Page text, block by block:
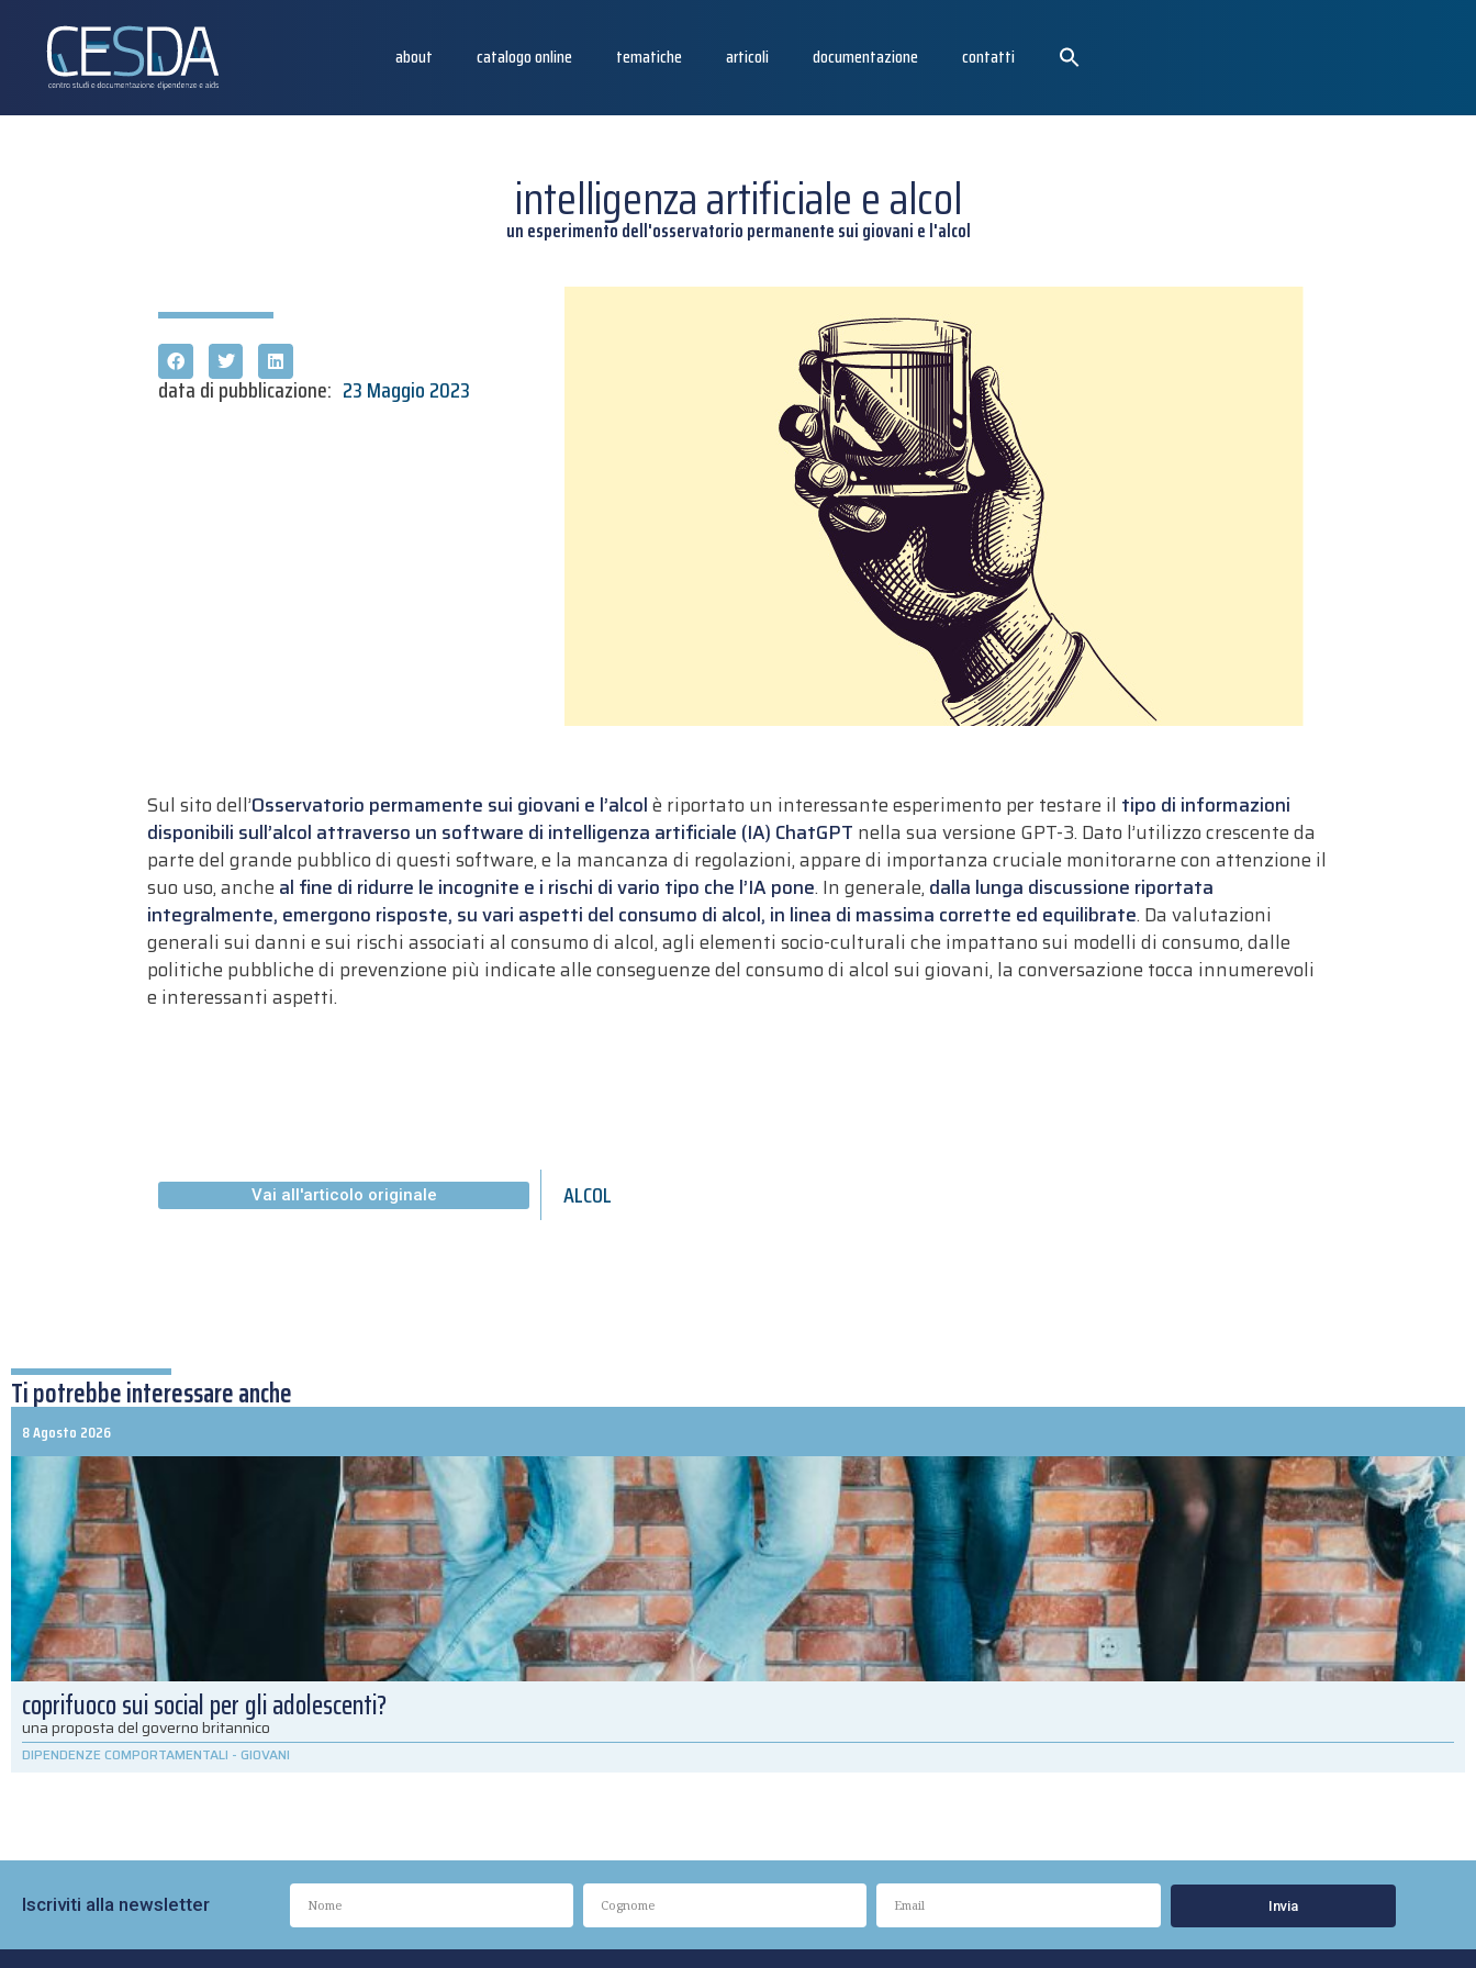
about catalogo online tematiche articoli documentazione contatti
intelligenza artificiale e alcol
un esperimento dell'osservatorio permanente sui giovani e l'alcol
data di pubblicazione: 23 Maggio 2023
Sul sito dell’Osservatorio permamente sui giovani e l’alcolè riportato un interessante esperimento per testare il tipo di informazioni
disponibili sull’alcol attraverso un software di intelligenza artificiale (IA) ChatGPT nella sua versione GPT-3. Dato l’utilizzo crescente da
parte del grande pubblico di questi software, e la mancanza di regolazioni, appare di importanza cruciale monitorarne con attenzione il
suo uso, anche al fine di ridurre le incognite e i rischi di vario tipo che l’IA pone. In generale, dalla lunga discussione riportata
integralmente, emergono risposte, su vari aspetti del consumo di alcol, in linea di massima corrette ed equilibrate. Da valutazioni
generali sui danni e sui rischi associati al consumo di alcol, agli elementi socio-culturali che impattano sui modelli di consumo, dalle
politiche pubbliche di prevenzione più indicate alle conseguenze del consumo di alcol sui giovani, la conversazione tocca innumerevoli
e interessanti aspetti.
Vai all'articolo originale ALCOL
Ti potrebbe interessare anche
8 Agosto 2026
coprifuoco sui social per gli adolescenti?
una proposta del governo britannico
DIPENDENZE COMPORTAMENTALI - GIOVANI
Iscriviti alla newsletter Invia